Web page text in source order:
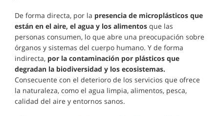
De forma directa, por la presencia de microplásticos que
están en el aire, el agua y los alimentos que las
personas consumen, lo que abre una preocupación sobre
órganos y sistemas del cuerpo humano. Y de forma
indirecta, por la contaminación por plásticos que
degradan la biodiversidad y los ecosistemas.
Consecuente con el deterioro de los servicios que ofrece
la naturaleza, como el agua limpia, alimentos, pesca,
calidad del aire y entornos sanos.